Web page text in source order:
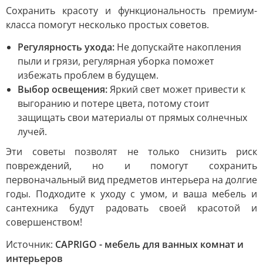
Сохранить красоту и функциональность премиум-
класса помогут несколько простых советов.
Регулярность ухода: Не допускайте накопления
пыли и грязи, регулярная уборка поможет
избежать проблем в будущем.
Выбор освещения:Яркий свет может привести к
выгоранию и потере цвета, потому стоит
защищать свои материалы от прямых солнечных
лучей.
Эти советы позволят не только снизить риск
повреждений, но и помогут сохранить
первоначальный вид предметов интерьера на долгие
годы. Подходите к уходу с умом, и ваша мебель и
сантехника будут радовать своей красотой и
совершенством!
Источник: CAPRIGO - мебель для ванных комнат и
интерьеров